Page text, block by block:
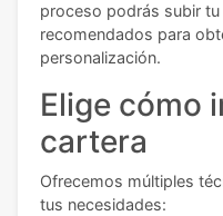
proceso podrás subir
recomendados para
personalización.
Elige cómo
cartera
Ofrecemos múltiples
tus necesidades: